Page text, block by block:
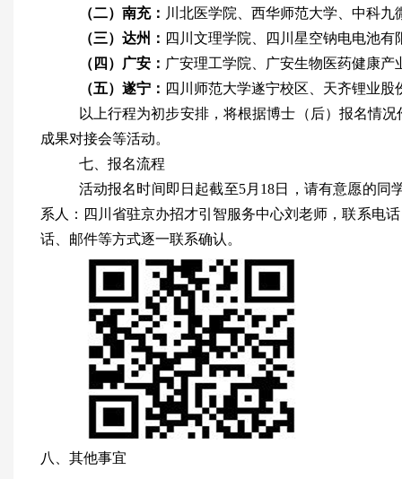
（二）南充： 川北医学院、西华师范大学、中科九
（三）达州： 四川文理学院、四川星空钠电电池
（四）广安： 广安理工学院、广安生物医药健康产
（五）遂宁： 四川师范大学遂宁校区、天齐锂业
以上行程为初步安排，将根据博士（后）报名情
成果对接会等活动。
七、报名流程
活动报名时间即日起截至5月 18日，请有意愿的同
系人：四川省驻京办招才引智服务中心刘老师，联系电
话、邮件等方式逐一联系确认。
八、其他事宜